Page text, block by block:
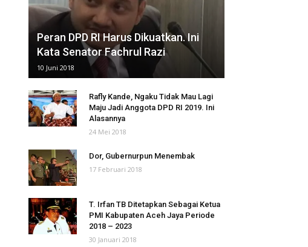
Peran DPD RI Harus Dikuatkan. Ini
Kata Senator Fachrul Razi
10 Juni 2018
Rafly Kande, Ngaku Tidak Mau Lagi
Maju Jadi Anggota DPD RI 2019. Ini
Alasannya
24 Mei 2018
Dor, Gubernurpun Menembak
17 Februari 2018
T. Irfan TB Ditetapkan Sebagai Ketua
PMI Kabupaten Aceh Jaya Periode
2018 – 2023
30 Januari 2018